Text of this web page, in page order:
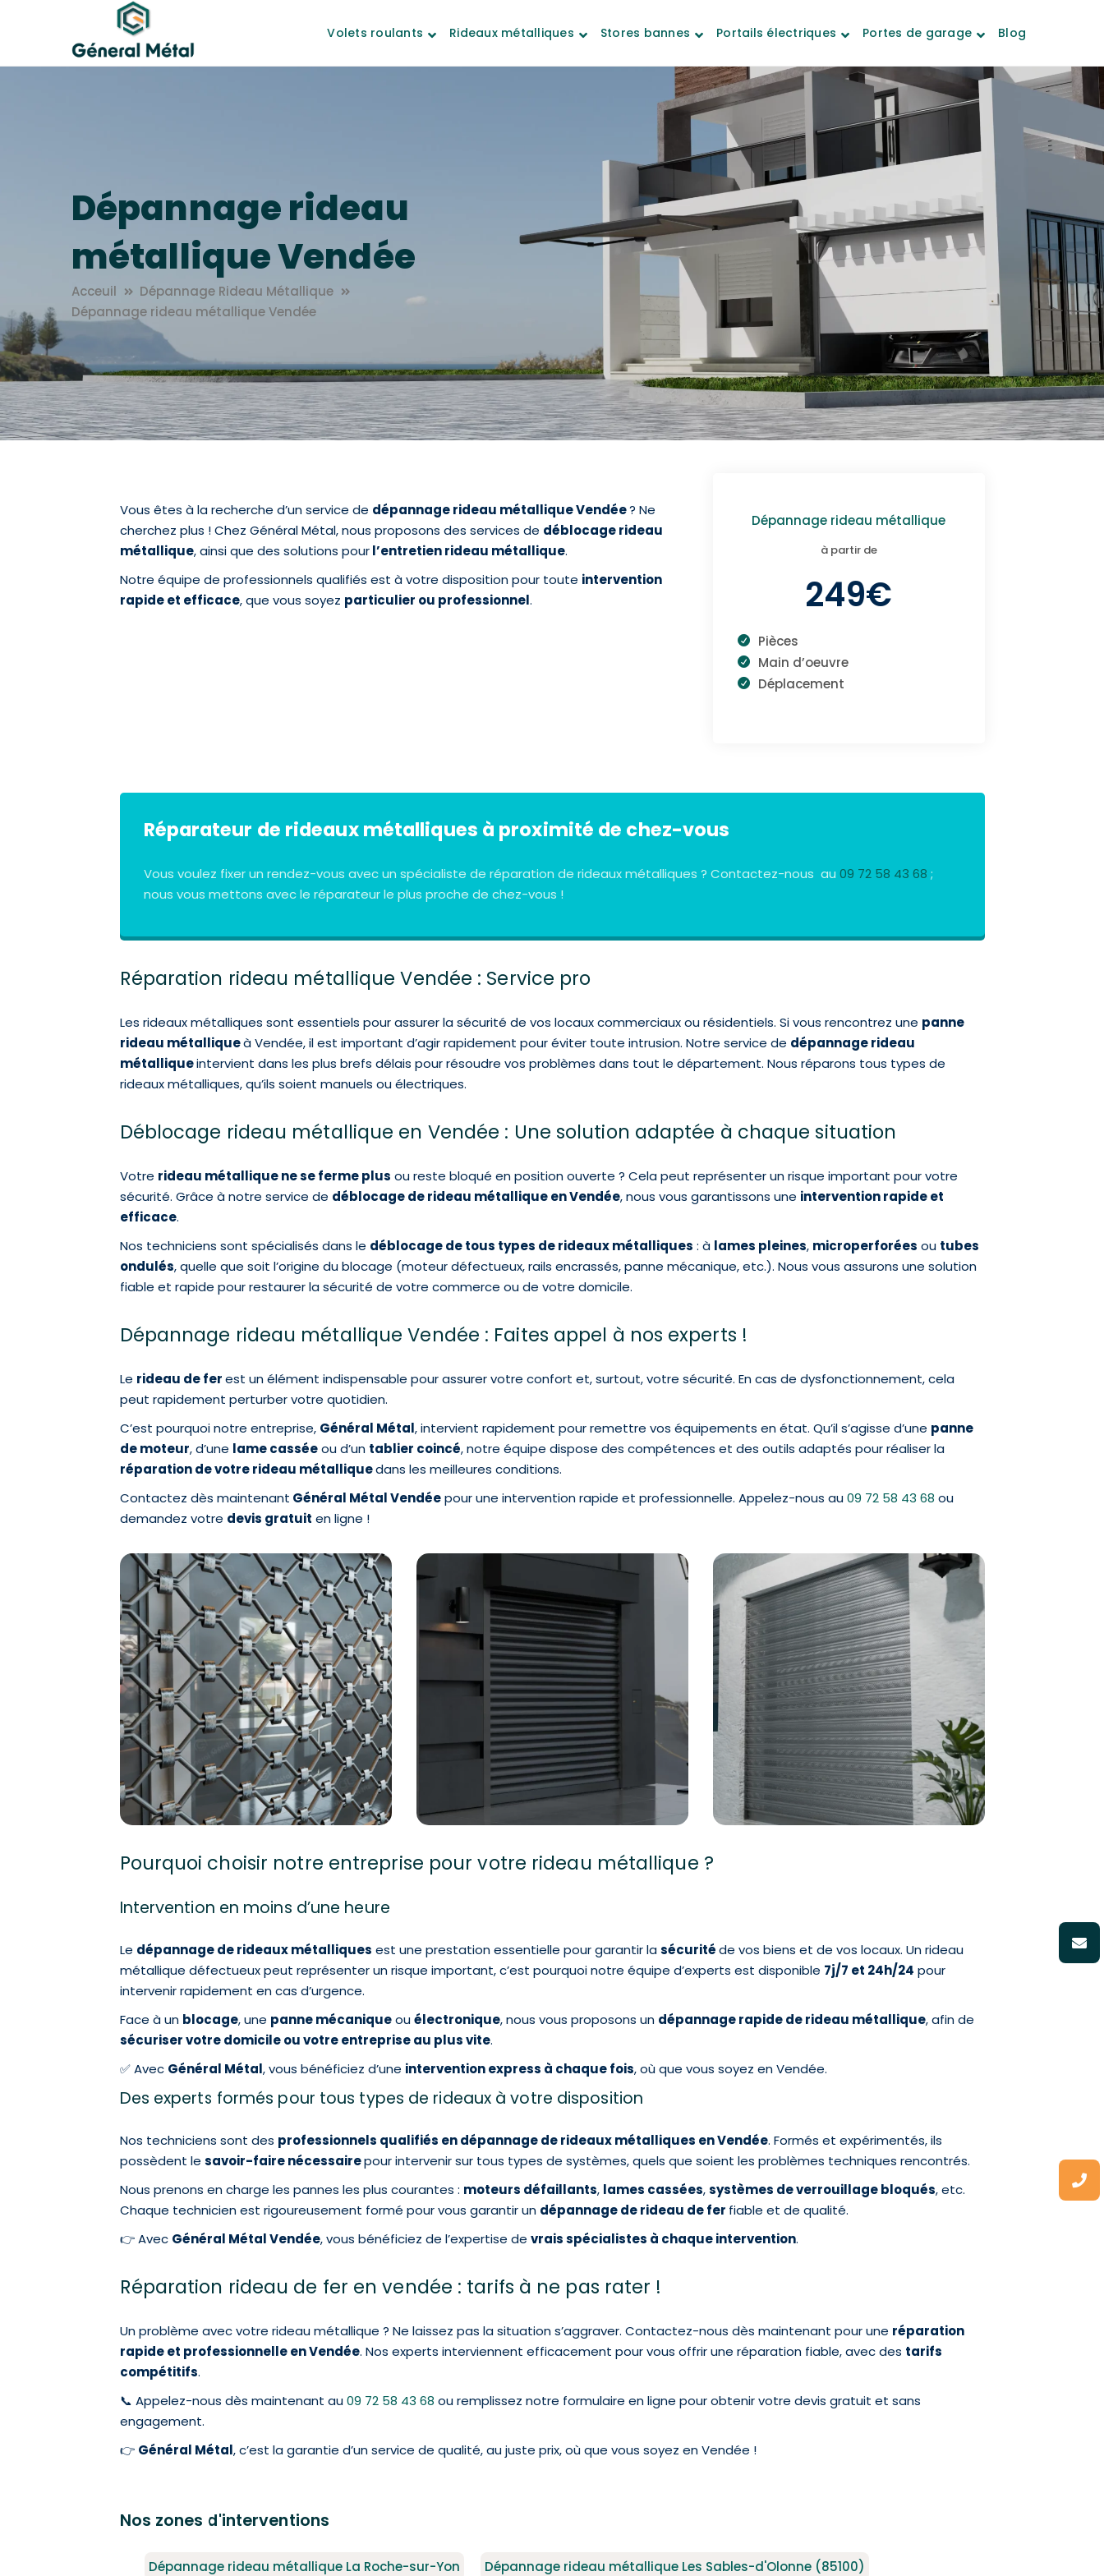
Volets roulants Rideaux métalliques Stores bannes Portails électriques Portes de garage Blog
Dépannage rideau
métallique Vendée
Acceuil
Dépannage Rideau Métallique
Dépannage rideau métallique Vendée
Vous êtes à la recherche d’un service de dépannage rideau métallique Vendée? Ne
cherchez plus ! Chez Général Métal, nous proposons des services de déblocage rideau
métallique, ainsi que des solutions pourl’entretien rideau métallique.
Notre équipe de professionnels qualifiés est à votre disposition pour toute intervention
rapide et efficace, que vous soyez particulier ou professionnel.
Dépannage rideau métallique
à partir de
249€
Pièces
Main d’oeuvre
Déplacement
Réparateur de rideaux métalliques à proximité de chez-vous
Vous voulez fixer un rendez-vous avec un spécialiste de réparation de rideaux métalliques ? Contactez-nous au 09 72 58 43 68 ;
nous vous mettons avec le réparateur le plus proche de chez-vous !
Réparation rideau métallique Vendée : Service pro
Les rideaux métalliques sont essentiels pour assurer la sécurité de vos locaux commerciaux ou résidentiels. Si vous rencontrez une panne
rideau métalliqueà Vendée, il est important d’agir rapidement pour éviter toute intrusion. Notre service de dépannage rideau
métalliqueintervient dans les plus brefs délais pour résoudre vos problèmes dans tout le département. Nous réparons tous types de
rideaux métalliques, qu’ils soient manuels ou électriques.
Déblocage rideau métallique en Vendée : Une solution adaptée à chaque situation
Votre rideau métallique ne se ferme plus ou reste bloqué en position ouverte ? Cela peut représenter un risque important pour votre
sécurité. Grâce à notre service de déblocage de rideau métallique en Vendée, nous vous garantissons une intervention rapide et
efficace.
Nos techniciens sont spécialisés dans le déblocage de tous types de rideaux métalliques : à lames pleines, microperforées ou tubes
ondulés, quelle que soit l’origine du blocage (moteur défectueux, rails encrassés, panne mécanique, etc.). Nous vous assurons une solution
fiable et rapide pour restaurer la sécurité de votre commerce ou de votre domicile.
Dépannage rideau métallique Vendée : Faites appel à nos experts !
Le rideau de ferest un élément indispensable pour assurer votre confort et, surtout, votre sécurité. En cas de dysfonctionnement, cela
peut rapidement perturber votre quotidien.
C’est pourquoi notre entreprise, Général Métal, intervient rapidement pour remettre vos équipements en état. Qu’il s’agisse d’une panne
de moteur, d’une lame casséeou d’un tablier coincé, notre équipe dispose des compétences et des outils adaptés pour réaliser la
réparation de votre rideau métalliquedans les meilleures conditions.
Contactez dès maintenant Général Métal Vendéepour une intervention rapide et professionnelle. Appelez-nous au09 72 58 43 68 ou
demandez votre devis gratuit en ligne !
Pourquoi choisir notre entreprise pour votre rideau métallique ?
Intervention en moins d’une heure
Le dépannage de rideaux métalliques est une prestation essentielle pour garantir lasécuritéde vos biens et de vos locaux. Un rideau
métallique défectueux peut représenter un risque important, c’est pourquoi notre équipe d’experts est disponible 7j/7 et 24h/24 pour
intervenir rapidement en cas d’urgence.
Face à un blocage, une panne mécaniqueouélectronique, nous vous proposons un dépannage rapide de rideau métallique, afin de
sécuriser votre domicile ou votre entreprise au plus vite.
✅ Avec Général Métal, vous bénéficiez d’une intervention express à chaque fois, où que vous soyez en Vendée.
Des experts formés pour tous types de rideaux à votre disposition
Nos techniciens sont des professionnels qualifiés en dépannage de rideaux métalliques en Vendée. Formés et expérimentés, ils
possèdent le savoir-faire nécessairepour intervenir sur tous types de systèmes, quels que soient les problèmes techniques rencontrés.
Nous prenons en charge les pannes les plus courantes : moteurs défaillants, lames cassées,systèmes de verrouillage bloqués, etc.
Chaque technicien est rigoureusement formé pour vous garantir un dépannage de rideau de fer fiable et de qualité.
👉 Avec Général Métal Vendée, vous bénéficiez de l’expertise de vrais spécialistes à chaque intervention.
Réparation rideau de fer en vendée : tarifs à ne pas rater !
Un problème avec votre rideau métallique ? Ne laissez pas la situation s’aggraver. Contactez-nous dès maintenant pour une réparation
rapide et professionnelle en Vendée. Nos experts interviennent efficacement pour vous offrir une réparation fiable, avec des tarifs
compétitifs.
📞 Appelez-nous dès maintenant au09 72 58 43 68 ou remplissez notre formulaire en ligne pour obtenir votre devis gratuit et sans
engagement.
👉 Général Métal, c’est la garantie d’un service de qualité, au juste prix, où que vous soyez en Vendée !
Nos zones d'interventions
Dépannage rideau métallique La Roche-sur-Yon Dépannage rideau métallique Les Sables-d'Olonne (85100)